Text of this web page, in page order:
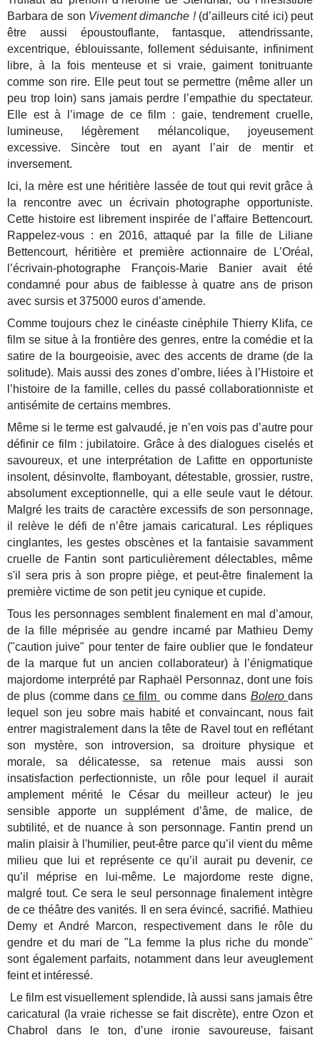
Barbara de son Vivement dimanche ! (d’ailleurs cité ici) peut
être aussi époustouflante, fantasque, attendrissante,
excentrique, éblouissante, follement séduisante, infiniment
libre, à la fois menteuse et si vraie, gaiment tonitruante
comme son rire. Elle peut tout se permettre (même aller un
peu trop loin) sans jamais perdre l’empathie du spectateur.
Elle est à l’image de ce film : gaie, tendrement cruelle,
lumineuse, légèrement mélancolique, joyeusement
excessive. Sincère tout en ayant l’air de mentir et
inversement.
Ici, la mère est une héritière lassée de tout qui revit grâce à
la rencontre avec un écrivain photographe opportuniste.
Cette histoire est librement inspirée de l’affaire Bettencourt.
Rappelez-vous : en 2016, attaqué par la fille de Liliane
Bettencourt, héritière et première actionnaire de L’Oréal,
l’écrivain-photographe François-Marie Banier avait été
condamné pour abus de faiblesse à quatre ans de prison
avec sursis et 375000 euros d’amende.
Comme toujours chez le cinéaste cinéphile Thierry Klifa, ce
film se situe à la frontière des genres, entre la comédie et la
satire de la bourgeoisie, avec des accents de drame (de la
solitude). Mais aussi des zones d’ombre, liées à l’Histoire et
l’histoire de la famille, celles du passé collaborationniste et
antisémite de certains membres.
Même si le terme est galvaudé, je n’en vois pas d’autre pour
définir ce film : jubilatoire. Grâce à des dialogues ciselés et
savoureux, et une interprétation de Lafitte en opportuniste
insolent, désinvolte, flamboyant, détestable, grossier, rustre,
absolument exceptionnelle, qui a elle seule vaut le détour.
Malgré les traits de caractère excessifs de son personnage,
il relève le défi de n’être jamais caricatural. Les répliques
cinglantes, les gestes obscènes et la fantaisie savamment
cruelle de Fantin sont particulièrement délectables, même
s'il sera pris à son propre piège, et peut-être finalement la
première victime de son petit jeu cynique et cupide.
Tous les personnages semblent finalement en mal d’amour,
de la fille méprisée au gendre incarné par Mathieu Demy
("caution juive" pour tenter de faire oublier que le fondateur
de la marque fut un ancien collaborateur) à l’énigmatique
majordome interprété par Raphaël Personnaz, dont une fois
de plus (comme dans ce film ou comme dans Bolero dans
lequel son jeu sobre mais habité et convaincant, nous fait
entrer magistralement dans la tête de Ravel tout en reflétant
son mystère, son introversion, sa droiture physique et
morale, sa délicatesse, sa retenue mais aussi son
insatisfaction perfectionniste, un rôle pour lequel il aurait
amplement mérité le César du meilleur acteur) le jeu
sensible apporte un supplément d’âme, de malice, de
subtilité, et de nuance à son personnage. Fantin prend un
malin plaisir à l'humilier, peut-être parce qu’il vient du même
milieu que lui et représente ce qu’il aurait pu devenir, ce
qu’il méprise en lui-même. Le majordome reste digne,
malgré tout. Ce sera le seul personnage finalement intègre
de ce théâtre des vanités. Il en sera évincé, sacrifié. Mathieu
Demy et André Marcon, respectivement dans le rôle du
gendre et du mari de "La femme la plus riche du monde"
sont également parfaits, notamment dans leur aveuglement
feint et intéressé.
Le film est visuellement splendide, là aussi sans jamais être
caricatural (la vraie richesse se fait discrète), entre Ozon et
Chabrol dans le ton, d’une ironie savoureuse, faisant